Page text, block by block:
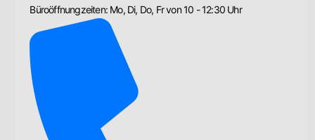
Büroöffnungzeiten: Mo, Di, Do, Fr von 10 - 12:30 Uhr